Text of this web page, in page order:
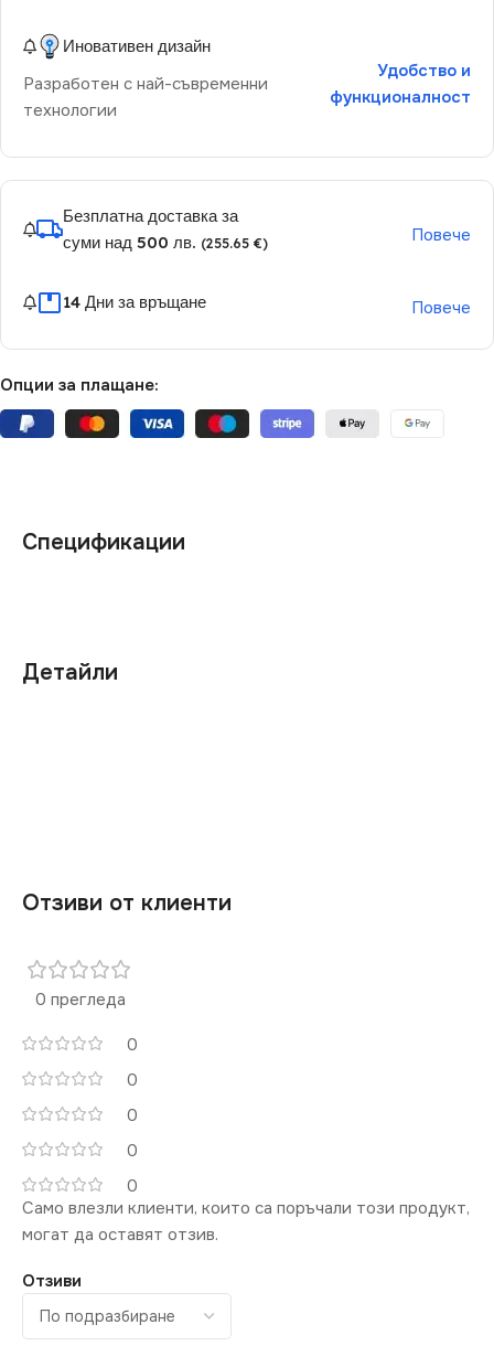
Иновативен дизайн
Разработен с най-съвременни
технологии
Удобство и
функционалност
Безплатна доставка за
суми над 500 лв. (255.65 €) Повече
14 Дни за връщане Повече
Опции за плащане:
Детайли
Спецификации
Отзиви от клиенти
0 прегледа
0
0
0
0
0
Отзиви
Само влезли клиенти, които са поръчали този продукт,
могат да оставят отзив.